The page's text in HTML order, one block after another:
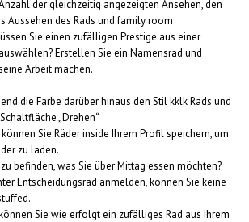
der gleichzeitig angezeigten Ansehen, den
Aussehen des Rads und family room
Sie einen zufälligen Prestige aus einer
Erstellen Sie ein Namensrad und
Arbeit machen.
die Farbe darüber hinaus den Stil kklk Rads und
„Drehen“.
Sie Räder inside Ihrem Profil speichern, um
zu laden.
befinden, was Sie über Mittag essen möchten?
Entscheidungsrad anmelden, können Sie keine
Sie wie erfolgt ein zufälliges Rad aus Ihrem